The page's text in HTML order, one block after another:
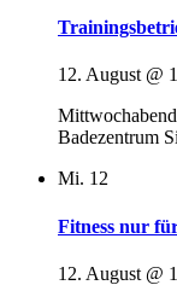
12. August @
Badezentrum
Mi. 12
Fitness nur
12. August @